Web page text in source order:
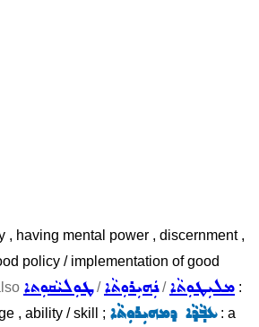
, having mental power , discernment ,
policy / implementation of good
ܛܘܼܠܝܵܩܘܼܬܐ/ܢܲܗܝܼܪܘܼܬܵܐ/ܡܠܝܼܛܘܼܬܵܐ :
, ability / skill ; ܥܒ݂ܵܕܵܐ ܕܡܗܝܼܪܘܼܬܵܐ: a